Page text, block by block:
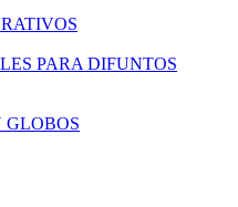
PARA DIFUNTOS
GLOBOS